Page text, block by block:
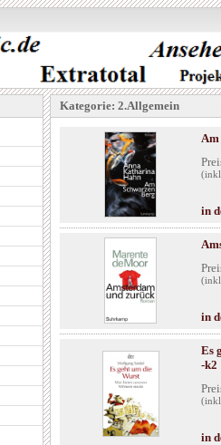
Kategorie: 2.Allgemein
Am
in
in
Es
-k2
in